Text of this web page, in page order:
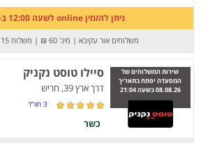
ניתן להזמין online לשעה 12:00 ב-09.08.26
משלוחים אור עקיבא | מינ' 60 ₪ | משלוח 15 ₪
שירות המשלוחים של
המסעדה יפתח בתאריך
08.08.26 בשעה 21:04
סיילו טוסט נקניק
דרך ארץ 39, חריש
3 חוו”ד
כשר